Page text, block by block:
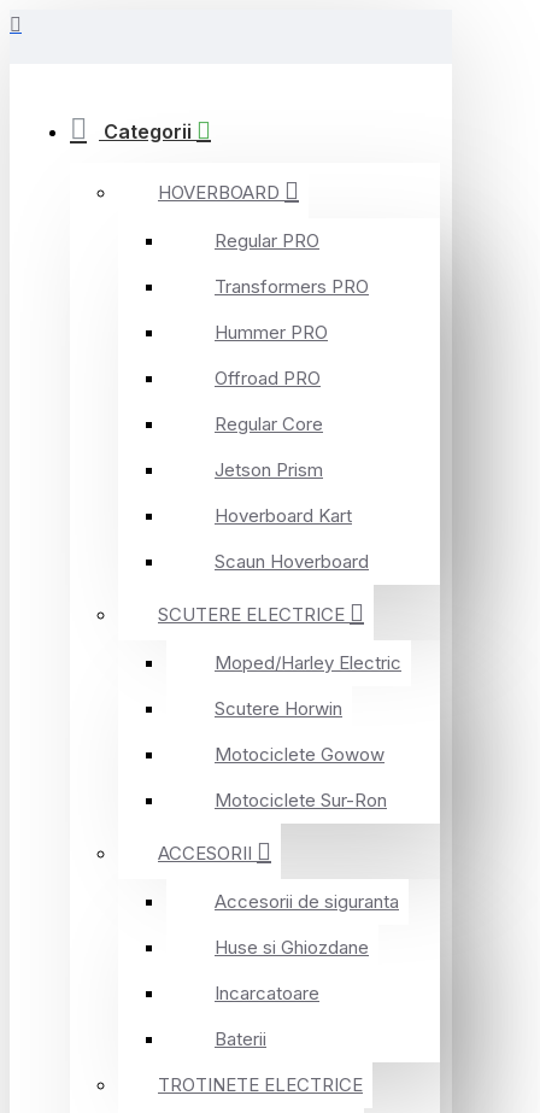
Categorii
HOVERBOARD
Regular PRO
Transformers PRO
Hummer PRO
Offroad PRO
Regular Core
Jetson Prism
Hoverboard Kart
Scaun Hoverboard
SCUTERE ELECTRICE
Moped/Harley Electric
Scutere Horwin
Motociclete Gowow
Motociclete Sur-Ron
ACCESORII
Accesorii de siguranta
Huse si Ghiozdane
Incarcatoare
Baterii
TROTINETE ELECTRICE